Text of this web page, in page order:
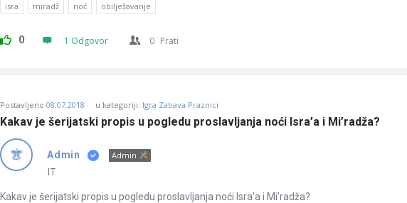
isra miradž noć obilježavanje
0 1 Odgovor 0 Prati
Postavljeno 08.07.2018 u kategoriji: Igra Zabava Praznici
Kakav je šerijatski propis u pogledu proslavljanja noći Isra’a i Mi’radža?
Admin Admin
IT
Kakav je šerijatski propis u pogledu proslavljanja noći Isra’a i Mi’radža?